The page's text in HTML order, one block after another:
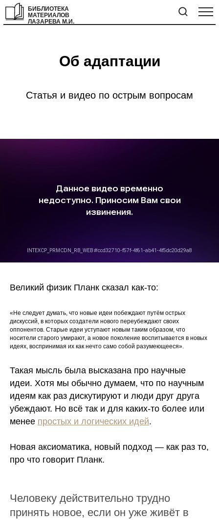
БИБЛИОТЕКА
МАТЕРИАЛОВ
ЛАЗАРЕВА М.И.
Об адаптации
Статья и видео по острым вопросам
Великий физик Планк сказал как-то:
«Не следует думать, что новые идеи побеждают путём острых
дискуссий, в которых создатели нового переубеждают своих
оппонентов. Старые идеи уступают новым таким образом, что
носители старого умирают, а новое поколение воспитывается в новых
идеях, воспринимая их как нечто само собой разумеющееся».
Такая мысль была высказана про научные
идеи. Хотя мы обычно думаем, что по научным
идеям как раз дискутируют и люди друг друга
убеждают. Но всё так и для каких-то более или
менее простых и логических идей.
Новая аксиоматика, новый подход — как раз то,
про что говорит Планк.
Человеку действительно трудно
принять новое, если он уже живёт в